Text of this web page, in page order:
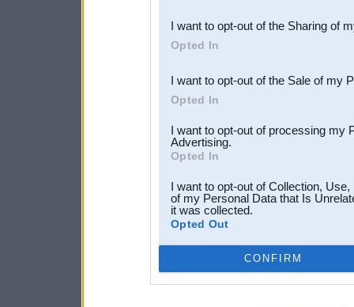
Downstream Participants
third parties.
I want to opt-out of the Sharing of
Opted In
I want to opt-out of the Sale of my
Opted In
I want to opt-out of processing my
Advertising.
Opted In
I want to opt-out of Collection,
of my Personal Data that Is
it was collected.
Opted Out
CONFIRM